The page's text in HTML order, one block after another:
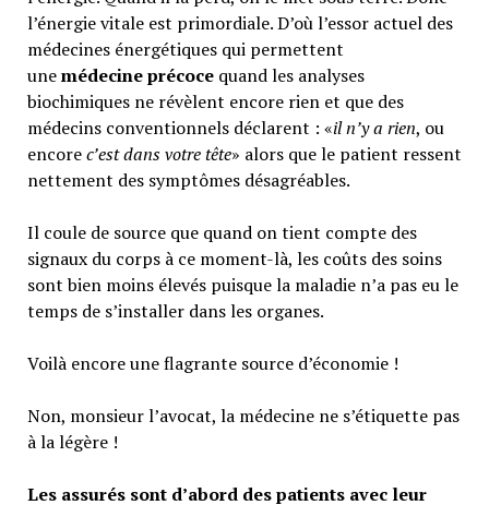
l’énergie vitale est primordiale. D’où l’essor actuel des
médecines énergétiques qui permettent
unemédecine précoce quand les analyses
biochimiques ne révèlent encore rien et que des
médecins conventionnels déclarent : «il n’y a rien, ou
encorec’est dans votre tête» alors que le patient ressent
nettement des symptômes désagréables.
Il coule de source que quand on tient compte des
signaux du corps à ce moment-là, les coûts des soins
sont bien moins élevés puisque la maladie n’a pas eu le
temps de s’installer dans les organes.
Voilà encore une flagrante source d’économie !
Non, monsieur l’avocat, la médecine ne s’étiquette pas
à la légère !
Les assurés sont d’abord des patients avec leur